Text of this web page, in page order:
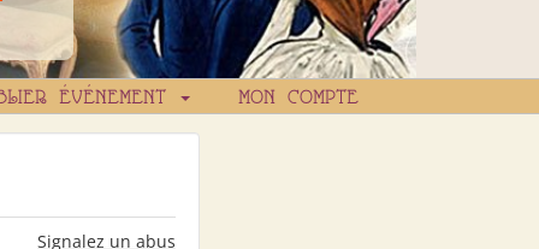
ÉVÉNEMENT MON COMPTE
Signalez un abus